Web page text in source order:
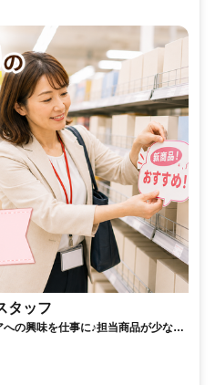
タッフ
への興味を仕事に♪担当商品が少なく
くり